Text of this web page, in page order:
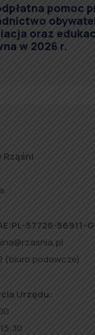
pomoc
oraz
w 2026 r.
Rząśni
57726-56911-
(biuro podawcze)
Urzędu: